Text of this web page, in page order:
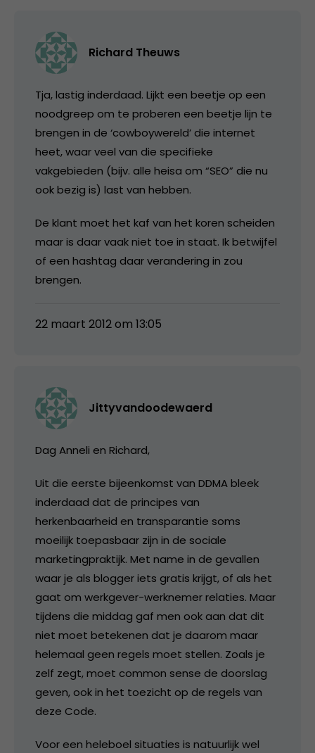
Richard Theuws
Tja, lastig inderdaad. Lijkt een beetje op een
noodgreep om te proberen een beetje lijn te
brengen in de ‘cowboywereld’ die internet
heet, waar veel van die specifieke
vakgebieden (bijv. alle heisa om “SEO” die nu
ook bezig is) last van hebben.
De klant moet het kaf van het koren scheiden
maar is daar vaak niet toe in staat. Ik betwijfel
of een hashtag daar verandering in zou
brengen.
22 maart 2012 om 13:05
Jittyvandoodewaerd
Dag Anneli en Richard,
Uit die eerste bijeenkomst van DDMA bleek
inderdaad dat de principes van
herkenbaarheid en transparantie soms
moeilijk toepasbaar zijn in de sociale
marketingpraktijk. Met name in de gevallen
waar je als blogger iets gratis krijgt, of als het
gaat om werkgever-werknemer relaties. Maar
tijdens die middag gaf men ook aan dat dit
niet moet betekenen dat je daarom maar
helemaal geen regels moet stellen. Zoals je
zelf zegt, moet common sense de doorslag
geven, ook in het toezicht op de regels van
deze Code.
Voor een heleboel situaties is natuurlijk wel